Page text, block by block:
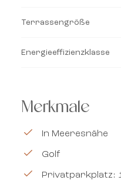
Terrassengröße
Energieeffizienzklasse
Merkmale
In Meeresnähe
Golf
Privatparkplatz: